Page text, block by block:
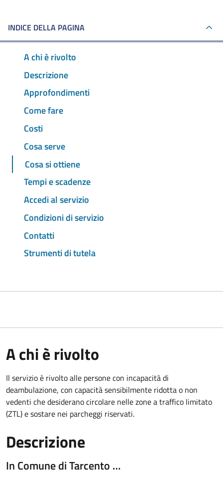
INDICE DELLA PAGINA
A chi è rivolto
Descrizione
Approfondimenti
Come fare
Costi
Cosa serve
Cosa si ottiene
Tempi e scadenze
Accedi al servizio
Condizioni di servizio
Contatti
Strumenti di tutela
A chi è rivolto
Il servizio è rivolto alle persone con incapacità di
deambulazione, con capacità sensibilmente ridotta o non
vedenti che desiderano circolare nelle zone a traffico limitato
(ZTL) e sostare nei parcheggi riservati.
Descrizione
In Comune di Tarcento …